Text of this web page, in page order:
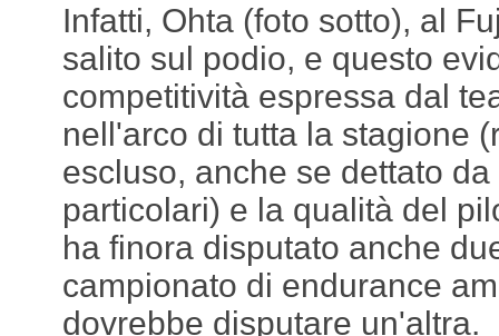
Infatti, Ohta (foto sotto), al
salito sul podio, e questo
competitività espressa dal
nell'arco di tutta la stagione
escluso, anche se dettato
particolari) e la qualità del
ha finora disputato anche
campionato di endurance
dovrebbe disputare un'altra.